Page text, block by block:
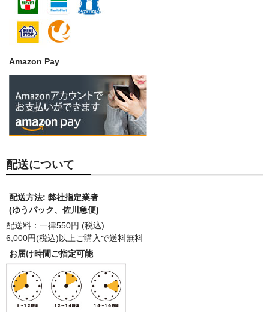
Amazon Pay
配送について
配送方法: 弊社指定業者
(ゆうパック、佐川急便)
配送料：一律550円 (税込)
6,000円(税込)以上ご購入で送料無料
お届け時間ご指定可能